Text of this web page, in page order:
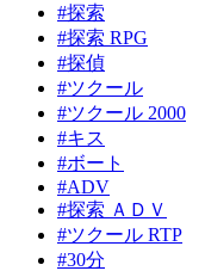
#探索
#探索 RPG
#探偵
#ツクール
#ツクール 2000
#キス
#ボート
#ADV
#探索 ＡＤＶ
#ツクール RTP
#30分